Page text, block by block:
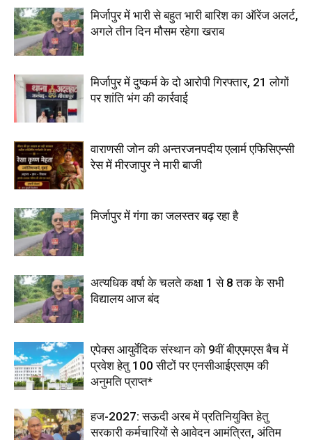
मिर्जापुर में भारी से बहुत भारी बारिश का ऑरेंज अलर्ट,
अगले तीन दिन मौसम रहेगा खराब
मिर्जापुर में दुष्कर्म के दो आरोपी गिरफ्तार, 21 लोगों
पर शांति भंग की कार्रवाई
वाराणसी जोन की अन्तरजनपदीय एलार्म एफिसिएन्सी
रेस में मीरजापुर ने मारी बाजी
मिर्जापुर में गंगा का जलस्तर बढ़ रहा है
अत्यधिक वर्षा के चलते कक्षा 1 से 8 तक के सभी
विद्यालय आज बंद
एपेक्स आयुर्वेदिक संस्थान को 9वीं बीएएमएस बैच में
प्रवेश हेतु 100 सीटों पर एनसीआईएसएम की
अनुमति प्राप्त*
हज-2027: सऊदी अरब में प्रतिनियुक्ति हेतु
सरकारी कर्मचारियों से आवेदन आमंत्रित, अंतिम